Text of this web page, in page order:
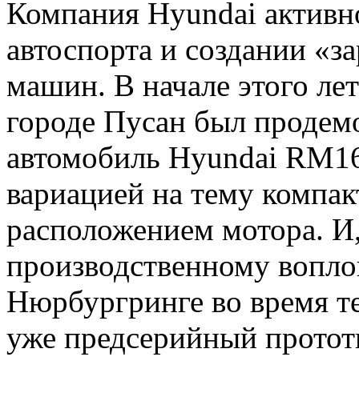
Компания Hyundai
автоспорта и создании
машин. В начале этого
городе Пусан был
автомобиль Hyundai
вариацией на тему
расположением мотора.
производственному
Нюрбургринге во время
уже предсерийный